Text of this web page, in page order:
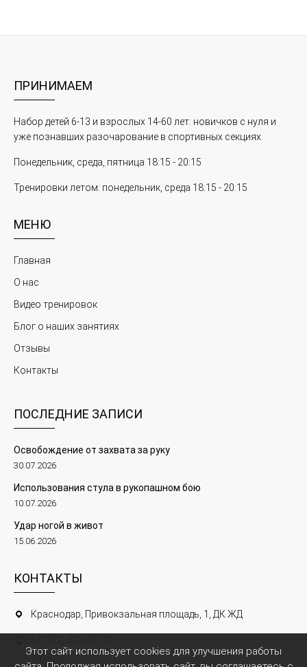
ПРИНИМАЕМ
Набор детей 6-13 и взрослых 14-60 лет: новичков с нуля и
уже познавших разочарование в спортивных секциях.
Понедельник, среда, пятница 18:15 - 20:15
Тренировки летом: понедельник, среда 18:15 - 20:15
МЕНЮ
Главная
О нас
Видео тренировок
Блог о наших занятиях
Отзывы
Контакты
ПОСЛЕДНИЕ ЗАПИСИ
Освобождение от захвата за руку
30.07.2026
Использования стула в рукопашном бою
10.07.2026
Удар ногой в живот
15.06.2026
КОНТАКТЫ
Краснодар, Привокзальная площадь, 1, ДК ЖД
группа VK
Этот сайт использует cookies для улучшения работы